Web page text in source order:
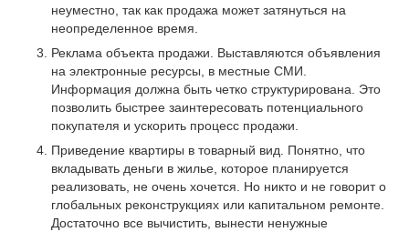
неуместно, так как продажа может затянуться на
неопределенное время.
Реклама объекта продажи. Выставляются объявления
на электронные ресурсы, в местные СМИ.
Информация должна быть четко структурирована. Это
позволить быстрее заинтересовать потенциального
покупателя и ускорить процесс продажи.
Приведение квартиры в товарный вид. Понятно, что
вкладывать деньги в жилье, которое планируется
реализовать, не очень хочется. Но никто и не говорит о
глобальных реконструкциях или капитальном ремонте.
Достаточно все вычистить, вынести ненужные